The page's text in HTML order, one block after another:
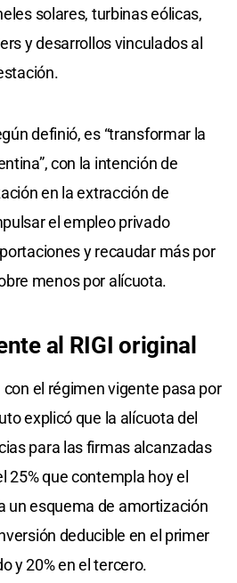
solares, turbinas eólicas,
y desarrollos vinculados al
definió, es “transformar la
con la intención de
en la extracción de
el empleo privado
y recaudar más por
menos por alícuota.
al RIGI original
el régimen vigente pasa por
explicó que la alícuota del
para las firmas alcanzadas
25% que contempla hoy el
un esquema de amortización
deducible en el primer
y 20% en el tercero.